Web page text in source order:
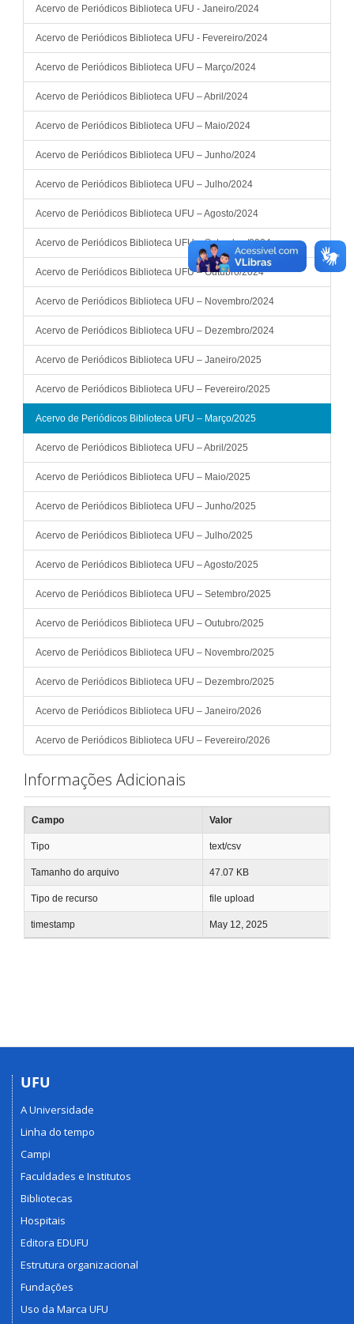
Acervo de Periódicos Biblioteca UFU - Janeiro/2024
Acervo de Periódicos Biblioteca UFU - Fevereiro/2024
Acervo de Periódicos Biblioteca UFU – Março/2024
Acervo de Periódicos Biblioteca UFU – Abril/2024
Acervo de Periódicos Biblioteca UFU – Maio/2024
Acervo de Periódicos Biblioteca UFU – Junho/2024
Acervo de Periódicos Biblioteca UFU – Julho/2024
Acervo de Periódicos Biblioteca UFU – Agosto/2024
Acervo de Periódicos Biblioteca UFU – Setembro/2024
Acervo de Periódicos Biblioteca UFU – Outubro/2024
Acervo de Periódicos Biblioteca UFU – Novembro/2024
Acervo de Periódicos Biblioteca UFU – Dezembro/2024
Acervo de Periódicos Biblioteca UFU – Janeiro/2025
Acervo de Periódicos Biblioteca UFU – Fevereiro/2025
Acervo de Periódicos Biblioteca UFU – Março/2025
Acervo de Periódicos Biblioteca UFU – Abril/2025
Acervo de Periódicos Biblioteca UFU – Maio/2025
Acervo de Periódicos Biblioteca UFU – Junho/2025
Acervo de Periódicos Biblioteca UFU – Julho/2025
Acervo de Periódicos Biblioteca UFU – Agosto/2025
Acervo de Periódicos Biblioteca UFU – Setembro/2025
Acervo de Periódicos Biblioteca UFU – Outubro/2025
Acervo de Periódicos Biblioteca UFU – Novembro/2025
Acervo de Periódicos Biblioteca UFU – Dezembro/2025
Acervo de Periódicos Biblioteca UFU – Janeiro/2026
Acervo de Periódicos Biblioteca UFU – Fevereiro/2026
Informações Adicionais
Campo Valor
Tipo text/csv
Tamanho do arquivo 47.07 KB
Tipo de recurso file upload
timestamp May 12, 2025
UFU
A Universidade
Linha do tempo
Campi
Faculdades e Institutos
Bibliotecas
Hospitais
Editora EDUFU
Estrutura organizacional
Fundações
Uso da Marca UFU